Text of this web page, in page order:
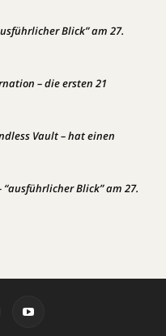
Blick” am 27.
– die ersten 21
Vault – hat einen
“ausführlicher Blick” am 27.